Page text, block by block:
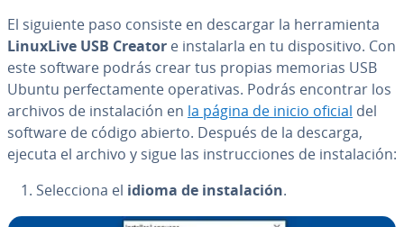
El siguiente paso consiste en descargar la he­rra­mie­n­ta
LinuxLive USB Creator e in­s­ta­lar­la en tu di­s­po­si­ti­vo. Con
este software podrás crear tus propias memorias USB
Ubuntu pe­r­fe­c­ta­me­n­te ope­ra­ti­vas. Podrás encontrar los
archivos de in­s­ta­la­ción en la página de inicio oficial del
software de código abierto. Después de la descarga,
ejecuta el archivo y sigue las in­s­tru­c­cio­nes de in­s­ta­la­ción:
Se­le­c­cio­na el idioma de in­s­ta­la­ción.